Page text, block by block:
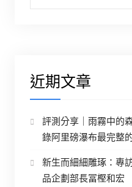
近期文章
評測分享｜雨霧中的
錄阿里磅瀑布最完整
新生而細細雕琢：專
品企劃部長冨樫和宏